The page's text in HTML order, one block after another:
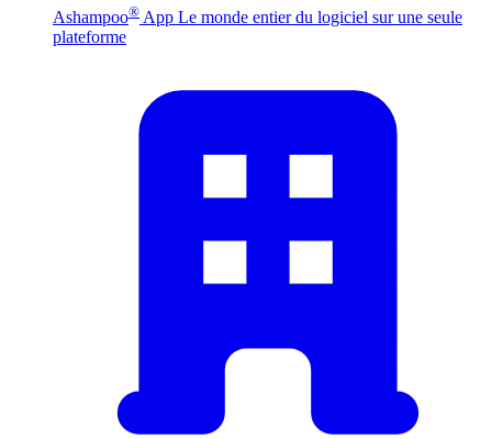
Ashampoo® App Le monde entier du logiciel sur une seule
plateforme